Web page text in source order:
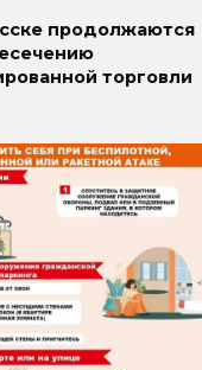
продолжаются
торговли